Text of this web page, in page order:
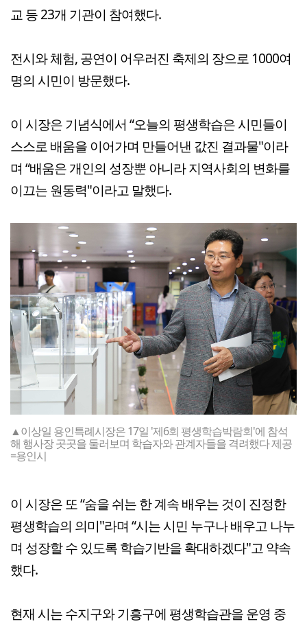
교 등 23개 기관이 참여했다.
전시와 체험, 공연이 어우러진 축제의 장으로 1000여
명의 시민이 방문했다.
이 시장은 기념식에서 “오늘의 평생학습은 시민들이
스스로 배움을 이어가며 만들어낸 값진 결과물"이라
며 “배움은 개인의 성장뿐 아니라 지역사회의 변화를
이끄는 원동력"이라고 말했다.
▲이상일 용인특례시장은 17일 '제6회 평생학습박람회'에 참석
해 행사장 곳곳을 둘러보며 학습자와 관계자들을 격려했다 제공
=용인시
이 시장은 또 “숨을 쉬는 한 계속 배우는 것이 진정한
평생학습의 의미"라며 “시는 시민 누구나 배우고 나누
며 성장할 수 있도록 학습기반을 확대하겠다"고 약속
했다.
현재 시는 수지구와 기흥구에 평생학습관을 운영 중